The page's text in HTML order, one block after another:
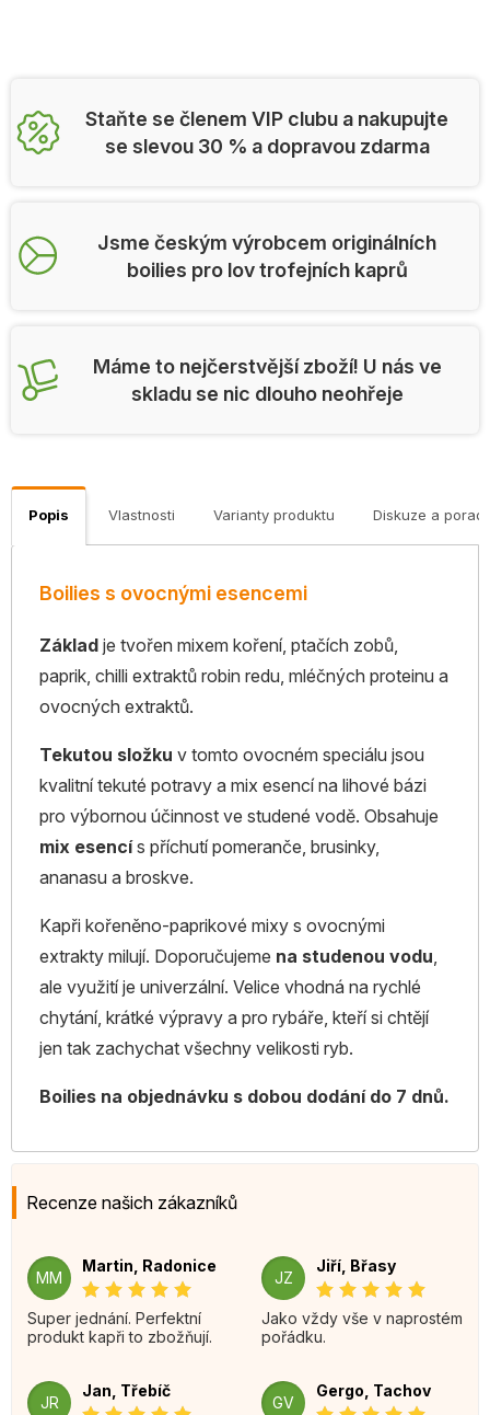
Staňte se členem VIP clubu a nakupujte
se slevou 30 % a dopravou zdarma
Jsme českým výrobcem originálních
boilies pro lov trofejních kaprů
Máme to nejčerstvější zboží! U nás ve
skladu se nic dlouho neohřeje
Popis Vlastnosti Varianty produktu Diskuze a
Boilies s ovocnými esencemi
Základ je tvořen mixem koření, ptačích zobů,
paprik, chilli extraktů robin redu, mléčných proteinu a
ovocných extraktů.
Tekutou složku v tomto ovocném speciálu jsou
kvalitní tekuté potravy a mix esencí na lihové bázi
pro výbornou účinnost ve studené vodě. Obsahuje
mix esencís příchutí pomeranče, brusinky,
ananasu a broskve.
Kapři kořeněno-paprikové mixy s ovocnými
extrakty milují. Doporučujeme na studenou vodu,
ale využití je univerzální. Velice vhodná na rychlé
chytání, krátké výpravy a pro rybáře, kteří si chtějí
jen tak zachychat všechny velikosti ryb.
Boilies na objednávku s dobou dodání do 7 dnů.
Recenze našich zákazníků
MM
Martin, Radonice
Super jednání. Perfektní
produkt kapři to zbožňují.
JZ
Jiří, Břasy
Jako vždy vše v naprostém
pořádku.
JR
Jan, Třebíč
GV
Gergo, Tachov